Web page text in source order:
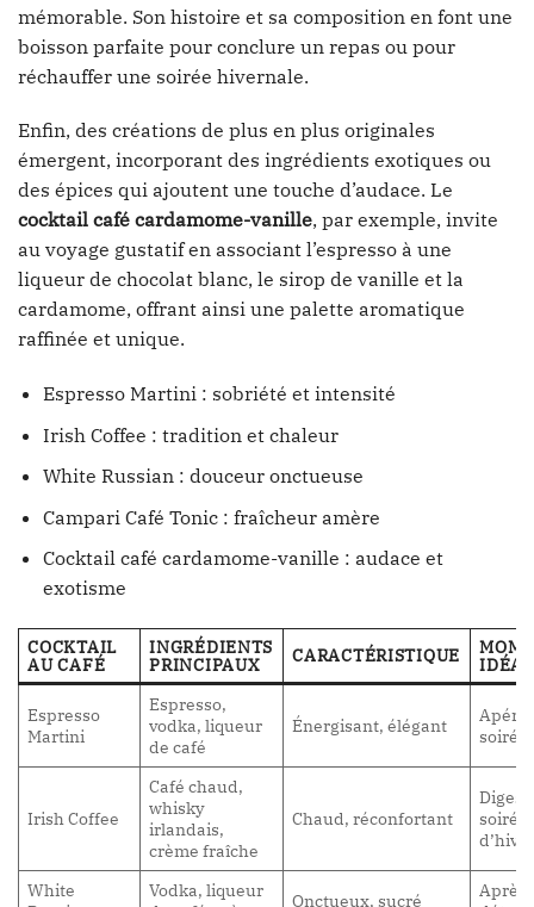
mémorable. Son histoire et sa composition en font une
boisson parfaite pour conclure un repas ou pour
réchauffer une soirée hivernale.
Enfin, des créations de plus en plus originales
émergent, incorporant des ingrédients exotiques ou
des épices qui ajoutent une touche d’audace. Le
cocktail café cardamome-vanille, par exemple, invite
au voyage gustatif en associant l’espresso à une
liqueur de chocolat blanc, le sirop de vanille et la
cardamome, offrant ainsi une palette aromatique
raffinée et unique.
Espresso Martini : sobriété et intensité
Irish Coffee : tradition et chaleur
White Russian : douceur onctueuse
Campari Café Tonic : fraîcheur amère
Cocktail café cardamome-vanille : audace et
exotisme
COCKTAIL
AU CAFÉ
INGRÉDIENTS
PRINCIPAUX CARACTÉRISTIQUE IDÉAL
Espresso
Martini
Espresso,
vodka, liqueur
de café
Énergisant, élégant
soirée
Irish Coffee
Café chaud,
whisky
irlandais,
crème fraîche
Chaud, réconfortant
soirée
White
Vodka, liqueur
Onctueux, sucré
Après